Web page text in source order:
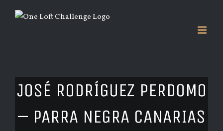
JOSÉ RODRÍGUEZ PERDOMO
– PARRA NEGRA CANARIAS